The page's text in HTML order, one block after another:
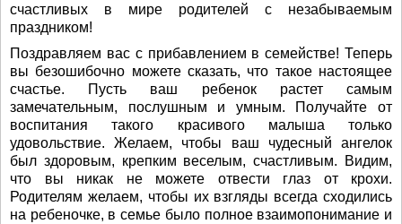
счастливых в мире родителей с незабываемым
праздником!
Поздравляем вас с прибавлением в семействе! Теперь
вы безошибочно можете сказать, что такое настоящее
счастье. Пусть ваш ребенок растет самым
замечательным, послушным и умным. Получайте от
воспитания такого красивого малыша только
удовольствие. Желаем, чтобы ваш чудесный ангелок
был здоровым, крепким веселым, счастливым. Видим,
что вы никак не можете отвести глаз от крохи.
Родителям желаем, чтобы их взгляды всегда сходились
на ребеночке, в семье было полное взаимопонимание и